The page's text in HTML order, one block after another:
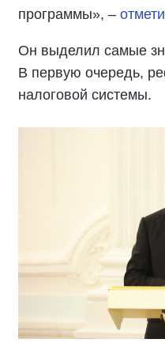
программы», –
Он выделил самые
В первую очередь,
налоговой системы.